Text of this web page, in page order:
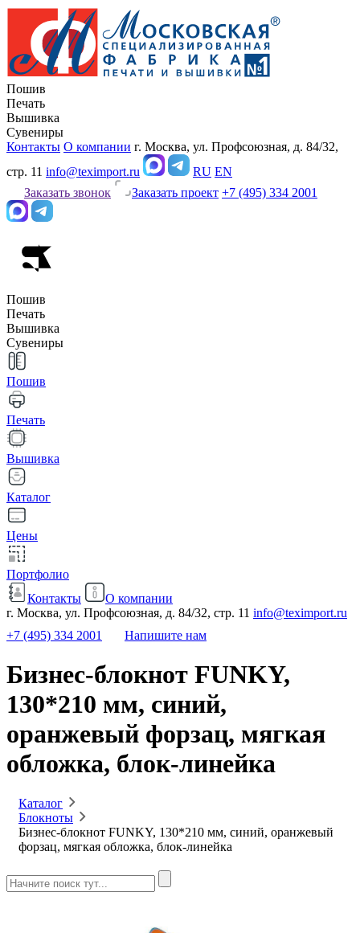
Пошив
Печать
Вышивка
Сувениры
Контакты О компании г. Москва, ул. Профсоюзная, д. 84/32,
стр. 11 info@teximport.ru RU EN
Заказать звонок
Заказать проект +7 (495) 334 2001
Пошив
Печать
Вышивка
Сувениры
Пошив
Печать
Вышивка
Каталог
Цены
Портфолио
Контакты
О компании
г. Москва, ул. Профсоюзная, д. 84/32, стр. 11 info@teximport.ru
+7 (495) 334 2001
Напишите нам
Бизнес-блокнот FUNKY,
130*210 мм, синий,
оранжевый форзац, мягкая
обложка, блок-линейка
Каталог
Блокноты
Бизнес-блокнот FUNKY, 130*210 мм, синий, оранжевый
форзац, мягкая обложка, блок-линейка